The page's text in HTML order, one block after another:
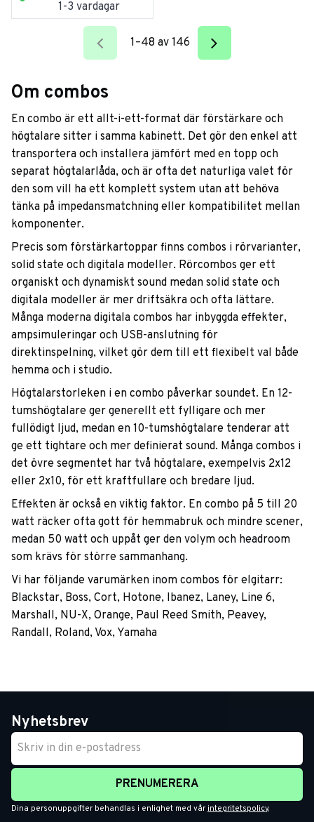
1-3 vardagar
1–48 av 146
Om combos
En combo är ett allt-i-ett-format där förstärkare och
högtalare sitter i samma kabinett. Det gör den enkel att
transportera och installera jämfört med en topp och
separat högtalarlåda, och är ofta det naturliga valet för
den som vill ha ett komplett system utan att behöva
tänka på impedansmatchning eller kompatibilitet mellan
komponenter.
Precis som förstärkartoppar finns combos i rörvarianter,
solid state och digitala modeller. Rörcombos ger ett
organiskt och dynamiskt sound medan solid state och
digitala modeller är mer driftsäkra och ofta lättare.
Många moderna digitala combos har inbyggda effekter,
ampsimuleringar och USB-anslutning för
direktinspelning, vilket gör dem till ett flexibelt val både
hemma och i studio.
Högtalarstorleken i en combo påverkar soundet. En 12-
tumshögtalare ger generellt ett fylligare och mer
fullödigt ljud, medan en 10-tumshögtalare tenderar att
ge ett tightare och mer definierat sound. Många combos i
det övre segmentet har två högtalare, exempelvis 2x12
eller 2x10, för ett kraftfullare och bredare ljud.
Effekten är också en viktig faktor. En combo på 5 till 20
watt räcker ofta gott för hemmabruk och mindre scener,
medan 50 watt och uppåt ger den volym och headroom
som krävs för större sammanhang.
Vi har följande varumärken inom combos för elgitarr:
Blackstar, Boss, Cort, Hotone, Ibanez, Laney, Line 6,
Marshall, NU-X, Orange, Paul Reed Smith, Peavey,
Randall, Roland, Vox, Yamaha
Nyhetsbrev
PRENUMERERA
Dina personuppgifter behandlas i enlighet med vår integritetspolicy.